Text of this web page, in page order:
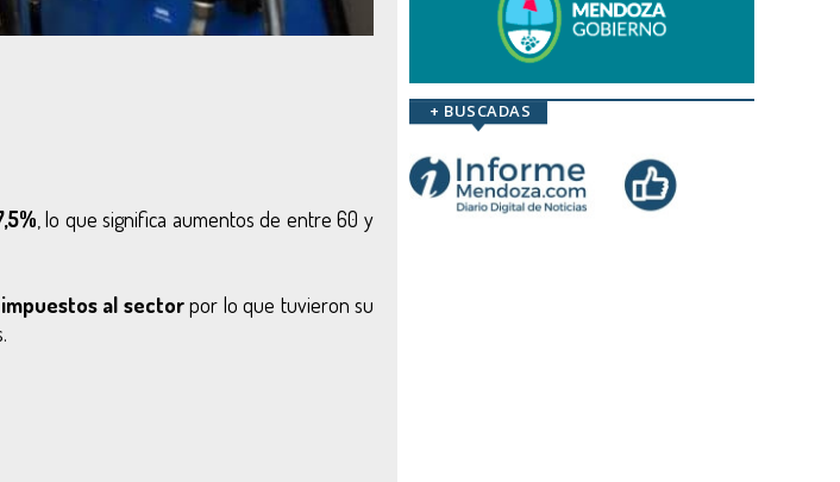
, lo que significa aumentos de entre 60 y
al sectorpor lo que tuvieron su
+ BUSCADAS